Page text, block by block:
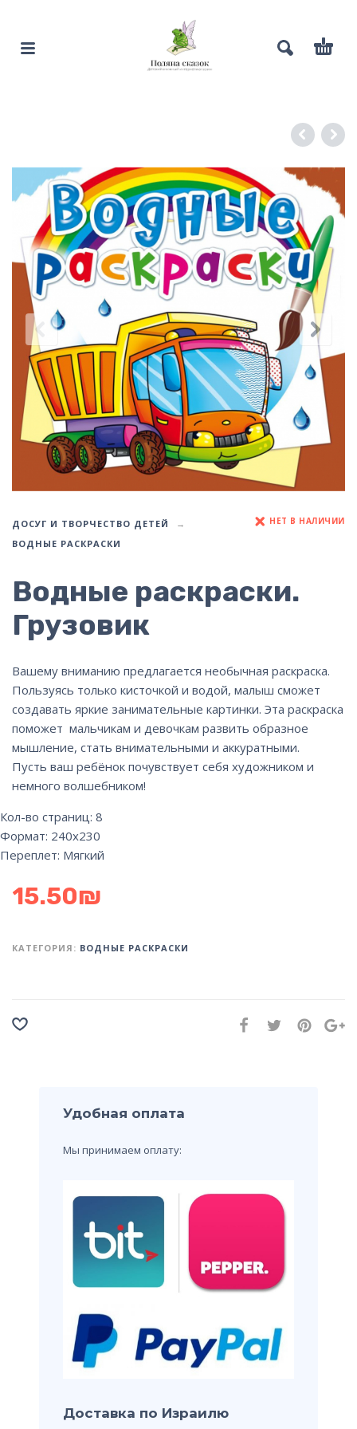
ДОСУГ И ТВОРЧЕСТВО ДЕТЕЙ
ВОДНЫЕ РАСКРАСКИ
НЕТ В НАЛИЧИИ
Водные раскраски.
Грузовик
Вашему вниманию предлагается необычная раскраска.
Пользуясь только кисточкой и водой, малыш сможет
создавать яркие занимательные картинки. Эта раскраска
поможет мальчикам и девочкам развить образное
мышление, стать внимательными и аккуратными.
Пусть ваш ребёнок почувствует себя художником и
немного волшебником!
Кол-во страниц: 8
Формат: 240х230
Переплет: Мягкий
15.50₪
КАТЕГОРИЯ: ВОДНЫЕ РАСКРАСКИ
Удобная оплата
Мы принимаем оплату:
Доставка по Израилю